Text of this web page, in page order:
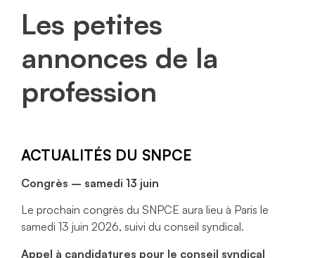
Les petites
annonces de la
profession
ACTUALITÉS DU SNPCE
Congrès – samedi 13 juin
Le prochain congrès du SNPCE aura lieu à Paris le
samedi 13 juin 2026, suivi du conseil syndical.
Appel à candidatures pour le conseil syndical